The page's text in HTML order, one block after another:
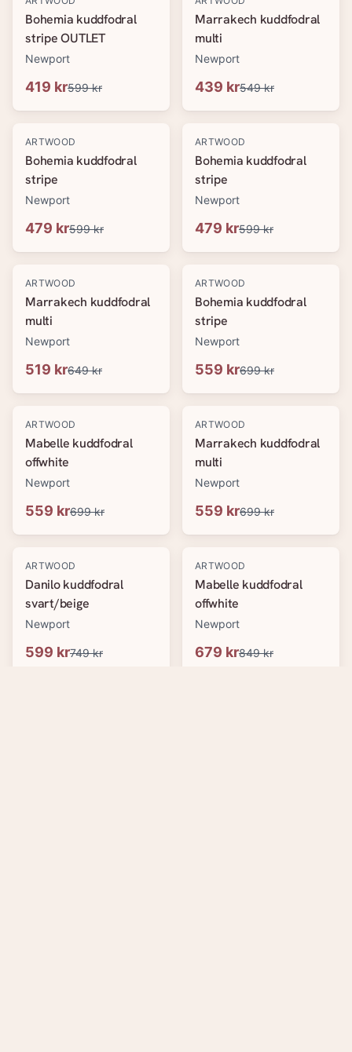
Bohemia kuddfodral
stripe OUTLET
Newport
419 kr599 kr
Marrakech kuddfodral
multi
Newport
439 kr549 kr
-20%
ARTWOOD
Bohemia kuddfodral
stripe
Newport
479 kr599 kr
-20%
ARTWOOD
Bohemia kuddfodral
stripe
Newport
479 kr599 kr
-20%
ARTWOOD
Marrakech kuddfodral
multi
Newport
519 kr649 kr
-20%
ARTWOOD
Bohemia kuddfodral
stripe
Newport
559 kr699 kr
-20%
ARTWOOD
Mabelle kuddfodral
offwhite
Newport
559 kr699 kr
-20%
ARTWOOD
Marrakech kuddfodral
multi
Newport
559 kr699 kr
-20%
ARTWOOD
Danilo kuddfodral
svart/beige
Newport
599 kr749 kr
-20%
ARTWOOD
Mabelle kuddfodral
offwhite
Newport
679 kr849 kr